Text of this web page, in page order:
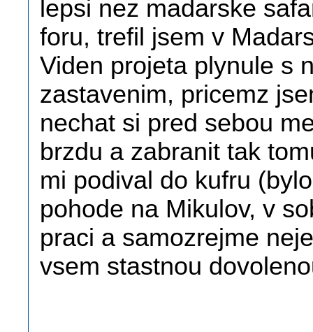
lepsi nez madarske
foru, trefil jsem v
Viden projeta plynule s
zastavenim, pricemz
nechat si pred sebou
brzdu a zabranit tak
mi podival do kufru
pohode na Mikulov, v
praci a samozrejme
vsem stastnou